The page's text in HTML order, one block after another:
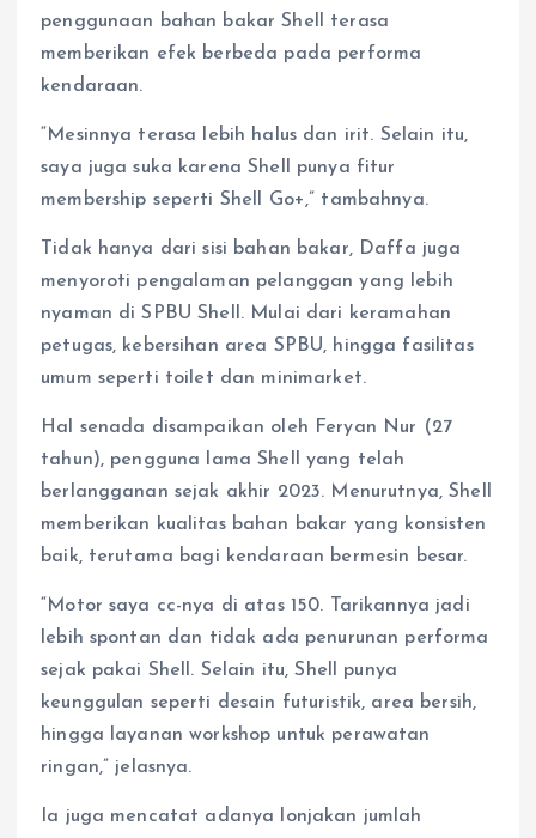
penggunaan bahan bakar Shell terasa
memberikan efek berbeda pada performa
kendaraan.
“Mesinnya terasa lebih halus dan irit. Selain itu,
saya juga suka karena Shell punya fitur
membership seperti Shell Go+,” tambahnya.
Tidak hanya dari sisi bahan bakar, Daffa juga
menyoroti pengalaman pelanggan yang lebih
nyaman di SPBU Shell. Mulai dari keramahan
petugas, kebersihan area SPBU, hingga fasilitas
umum seperti toilet dan minimarket.
Hal senada disampaikan oleh Feryan Nur (27
tahun), pengguna lama Shell yang telah
berlangganan sejak akhir 2023. Menurutnya, Shell
memberikan kualitas bahan bakar yang konsisten
baik, terutama bagi kendaraan bermesin besar.
“Motor saya cc-nya di atas 150. Tarikannya jadi
lebih spontan dan tidak ada penurunan performa
sejak pakai Shell. Selain itu, Shell punya
keunggulan seperti desain futuristik, area bersih,
hingga layanan workshop untuk perawatan
ringan,” jelasnya.
Ia juga mencatat adanya lonjakan jumlah